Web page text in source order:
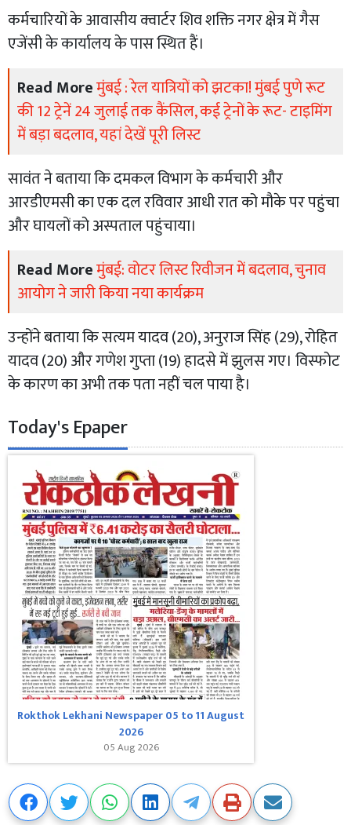
कर्मचारियों के आवासीय क्वार्टर शिव शक्ति नगर क्षेत्र में गैस
एजेंसी के कार्यालय के पास स्थित हैं।
Read Moreमुंबई : रेल यात्रियों को झटका! मुंबई पुणे रूट
की 12 ट्रेनें 24 जुलाई तक कैंसिल, कई ट्रेनों के रूट- टाइमिंग
में बड़ा बदलाव, यहां देखें पूरी लिस्ट
सावंत ने बताया कि दमकल विभाग के कर्मचारी और
आरडीएमसी का एक दल रविवार आधी रात को मौके पर पहुंचा
और घायलों को अस्पताल पहुंचाया।
Read Moreमुंबई: वोटर लिस्ट रिवीजन में बदलाव, चुनाव
आयोग ने जारी किया नया कार्यक्रम
उन्होंने बताया कि सत्यम यादव (20), अनुराज सिंह (29), रोहित
यादव (20) और गणेश गुप्ता (19) हादसे में झुलस गए। विस्फोट
के कारण का अभी तक पता नहीं चल पाया है।
Today's Epaper
Rokthok Lekhani Newspaper 05 to 11 August
2026
05 Aug 2026